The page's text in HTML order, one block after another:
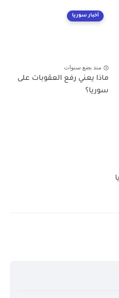
أخبار سوريا
منذ بضع سنوات
ماذا يعني رفع العقوبات على
سوريا؟